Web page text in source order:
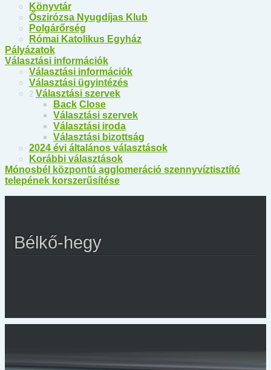
Könyvtár
Őszirózsa Nyugdíjas Klub
Polgárőrség
Római Katolikus Egyház
Pályázatok
Választási információk
Választási információk
Választási ügyintézés
2 Választási szervek
Back Close
Választási szervek
Választási iroda
Választási bizottság
2024 évi általános választások
Korábbi választások
Mónosbél központú agglomeráció szennyvíztisztító
telepének korszerűsítése
Bélkő-hegy